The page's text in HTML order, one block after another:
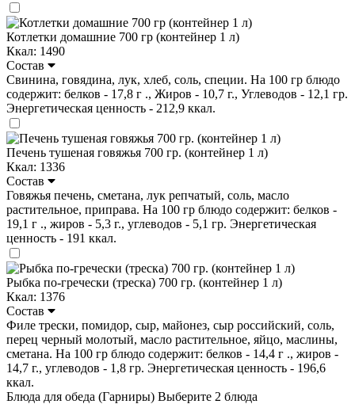
Котлетки домашние 700 гр (контейнер 1 л)
Ккал: 1490
Состав
Свинина, говядина, лук, хлеб, соль, специи. На 100 гр блюдо
содержит: белков - 17,8 г ., Жиров - 10,7 г., Углеводов - 12,1 гр.
Энергетическая ценность - 212,9 ккал.
Печень тушеная говяжья 700 гр. (контейнер 1 л)
Ккал: 1336
Состав
Говяжья печень, сметана, лук репчатый, соль, масло
растительное, приправа. На 100 гр блюдо содержит: белков -
19,1 г ., жиров - 5,3 г., углеводов - 5,1 гр. Энергетическая
ценность - 191 ккал.
Рыбка по-гречески (треска) 700 гр. (контейнер 1 л)
Ккал: 1376
Состав
Филе трески, помидор, сыр, майонез, сыр российский, соль,
перец черный молотый, масло растительное, яйцо, маслины,
сметана. На 100 гр блюдо содержит: белков - 14,4 г ., жиров -
14,7 г., углеводов - 1,8 гр. Энергетическая ценность - 196,6
ккал.
Блюда для обеда (Гарниры) Выберите 2 блюда